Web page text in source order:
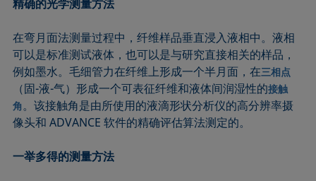
精确的光学测量方法
在弯月面法测量过程中，纤维样品垂直浸入液相中。液相
可以是标准测试液体，也可以是与研究直接相关的样品，
例如墨水。毛细管力在纤维上形成一个半月面，在三相点
（固-液-气）形成一个可表征纤维和液体间润湿性的接触
角。该接触角是由所使用的液滴形状分析仪的高分辨率摄
像头和 ADVANCE 软件的精确评估算法测定的。
一举多得的测量方法